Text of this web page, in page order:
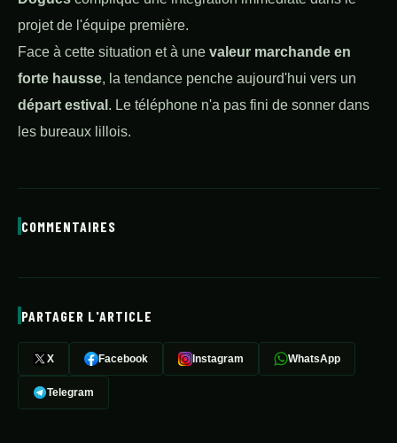
projet de l'équipe première.
Face à cette situation et à une valeur marchande en
forte hausse, la tendance penche aujourd'hui vers un
départ estival . Le téléphone n'a pas fini de sonner dans
les bureaux lillois.
COMMENTAIRES
PARTAGER L'ARTICLE
X Facebook Instagram WhatsApp
Telegram